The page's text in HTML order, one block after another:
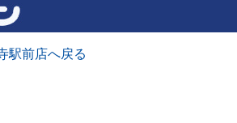
駅前店へ戻る